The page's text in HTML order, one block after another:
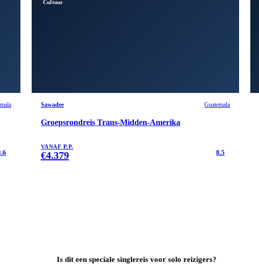
Cultuur
Sawadee Guatemala
Groepsrondreis Trans-Midden-Amerika
VANAF P.P.
€4.379 8.5
Is dit een speciale singlereis voor solo reizigers?